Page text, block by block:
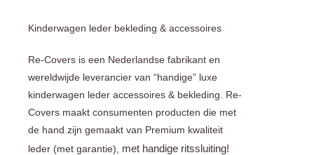
Kinderwagen leder bekleding & accessoires
Re-Covers is een Nederlandse fabrikant en
wereldwijde leverancier van “handige” luxe
kinderwagen leder accessoires & bekleding. Re-
Covers maakt consumenten producten die met
de hand zijn gemaakt van Premium kwaliteit
leder (met garantie), met handige ritssluiting!